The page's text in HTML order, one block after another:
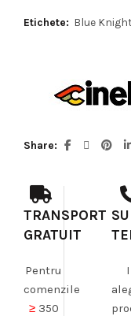
Etichete: Blue
Share
TRANSPORT
GRATUIT
Pentru
comenzile
≥350